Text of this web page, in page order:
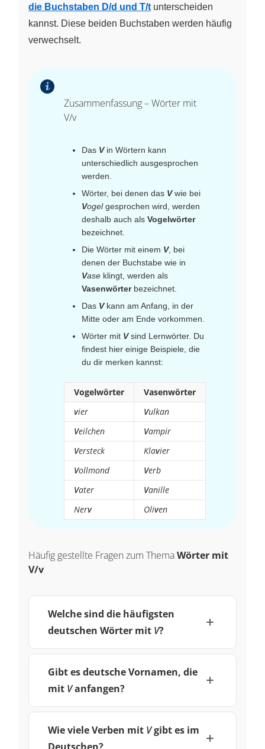
die Buchstaben D/d und T/t unterscheiden
kannst. Diese beiden Buchstaben werden häufig
verwechselt.
Zusammenfassung – Wörter mit
V/v
Das Vin Wörtern kann
unterschiedlich ausgesprochen
werden.
Wörter, bei denen das Vwie bei
Vogelgesprochen wird, werden
deshalb auch als Vogelwörter
bezeichnet.
Die Wörter mit einem V, bei
denen der Buchstabe wie in
Vase klingt, werden als
Vasenwörterbezeichnet.
Das Vkann am Anfang, in der
Mitte oder am Ende vorkommen.
Wörter mit Vsind Lernwörter. Du
findest hier einige Beispiele, die
du dir merken kannst:
Vogelwörter
Vasenwörter
vier Vulkan
Veilchen Vampir
Versteck Klavier
Vollmond Verb
Vater Vanille
Nerv Oliven
Häufig gestellte Fragen zum ThemaWörter mit
V/v
Welche sind die häufigsten
deutschen Wörter mit V?
Gibt es deutsche Vornamen, die
mit Vanfangen?
Wie viele Verben mit Vgibt es im